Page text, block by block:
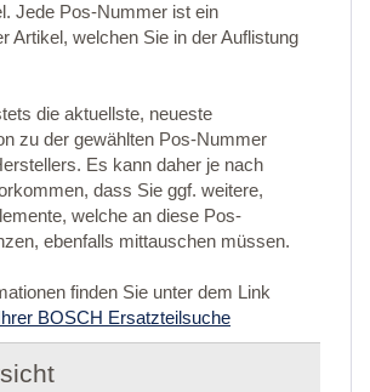
Jede Pos-Nummer ist ein
Artikel, welchen Sie in der Auflistung
die aktuellste, neueste
zu der gewählten Pos-Nummer
Es kann daher je nach
dass Sie ggf. weitere,
welche an diese Pos-
ebenfalls mittauschen müssen.
finden Sie unter dem Link
BOSCH Ersatzteilsuche